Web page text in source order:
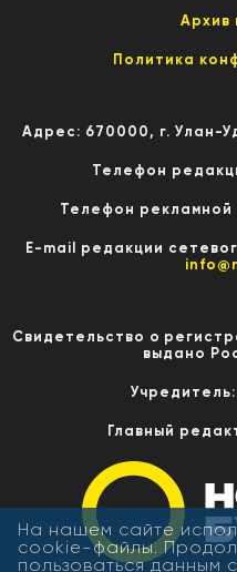
Архив
Политика
Адрес: 670000, г. Улан-
Телефон
Телефон рекламной
E-mail редакции
Свидетельство о
выдано
Главный
На нашем сайте
cookie-файлы.
пользоваться данным